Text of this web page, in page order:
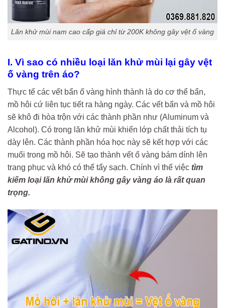
Lăn khử mùi nam cao cấp giá chỉ từ 200K không gây vệt ố vàng
I. Vì sao có nhiều loại lăn khử mùi lại gây vệt
ố vàng trên áo?
Thực tế các vết bẩn ố vàng hình thành là do cơ thể bẩn,
mồ hôi cứ liên tục tiết ra hàng ngày. Các vết bẩn và mồ hôi
sẽ khô đi hòa trộn với các thành phần như (Aluminum và
Alcohol). Có trong lăn khử mùi khiến lớp chất thải tích tụ
dày lên. Các thành phần hóa học này sẽ kết hợp với các
muối trong mồ hôi. Sẽ tạo thành vết ố vàng bám dính lên
trang phục và khó có thể tẩy sạch. Chính vì thế việc tìm
kiếm loại lăn khử mùi không gây vàng áo là rất quan
trọng.